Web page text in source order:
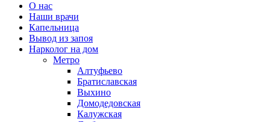
О нас
Наши врачи
Капельница
Вывод из запоя
Нарколог на дом
Метро
Алтуфьево
Братиславская
Выхино
Домодедовская
Калужская